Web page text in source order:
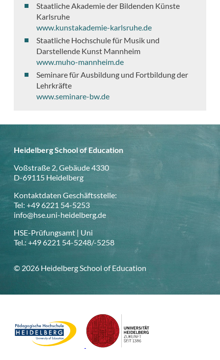
Staatliche Akademie der Bildenden Künste
Karlsruhe
www.kunstakademie-karlsruhe.de
Staatliche Hochschule für Musik und
Darstellende Kunst Mannheim
www.muho-mannheim.de
Seminare für Ausbildung und Fortbildung der
Lehrkräfte
www.seminare-bw.de
Heidelberg School of Education
Voßstraße 2, Gebäude 4330
D-69115 Heidelberg
Kontaktdaten Geschäftsstelle:
Tel: +49 6221 54-5253
info@hse.uni-heidelberg.de
HSE-Prüfungsamt | Uni
Tel.: +49 6221 54-5248/-5258
© 2026 Heidelberg School of Education